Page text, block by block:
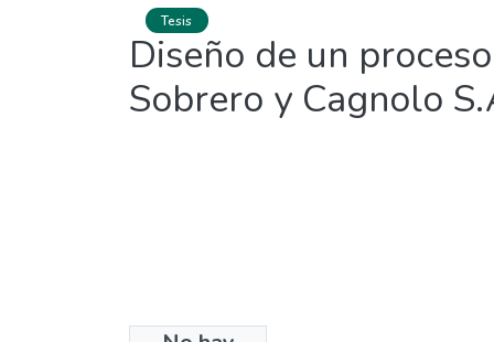
Tesis
Diseño de un
Sobrero y Cagnolo